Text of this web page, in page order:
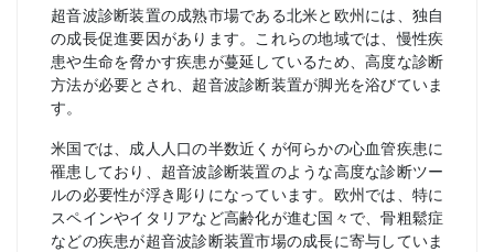
超音波診断装置の成熟市場である北米と欧州には、独自
の成長促進要因があります。これらの地域では、慢性疾
患や生命を脅かす疾患が蔓延しているため、高度な診断
方法が必要とされ、超音波診断装置が脚光を浴びていま
す。
米国では、成人人口の半数近くが何らかの心血管疾患に
罹患しており、超音波診断装置のような高度な診断ツー
ルの必要性が浮き彫りになっています。欧州では、特に
スペインやイタリアなど高齢化が進む国々で、骨粗鬆症
などの疾患が超音波診断装置市場の成長に寄与していま